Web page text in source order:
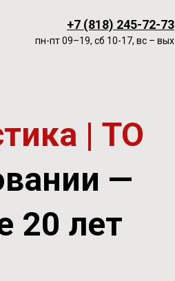
+7 (818) 245-72-73
пн-пт 09–19, сб 10-17, вс – вых
| ТО
—
20 лет